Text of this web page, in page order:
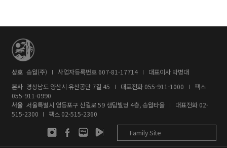
상호 송월(주) 사업자등록번호 607-81-17714
대표이사 박병대
본사 경상남도 양산시 유산공단 7길 45 대표전화 055-911-1000
팩스
055-911-0990
서울 서울특별시 영등포구 신길로 59 샘탑빌딩 4층, 송월타올 대표전화 02-
515-2300
팩스 02-515-2360
Family Site